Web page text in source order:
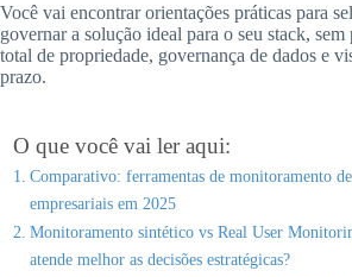
Você vai encontrar orientações práticas para
governar a solução ideal para o seu stack,
total de propriedade, governança de dados e
prazo.
O que você vai ler aqui:
Comparativo: ferramentas de monitoramento
empresariais em 2025
Monitoramento sintético vs Real User
atende melhor as decisões estratégicas?